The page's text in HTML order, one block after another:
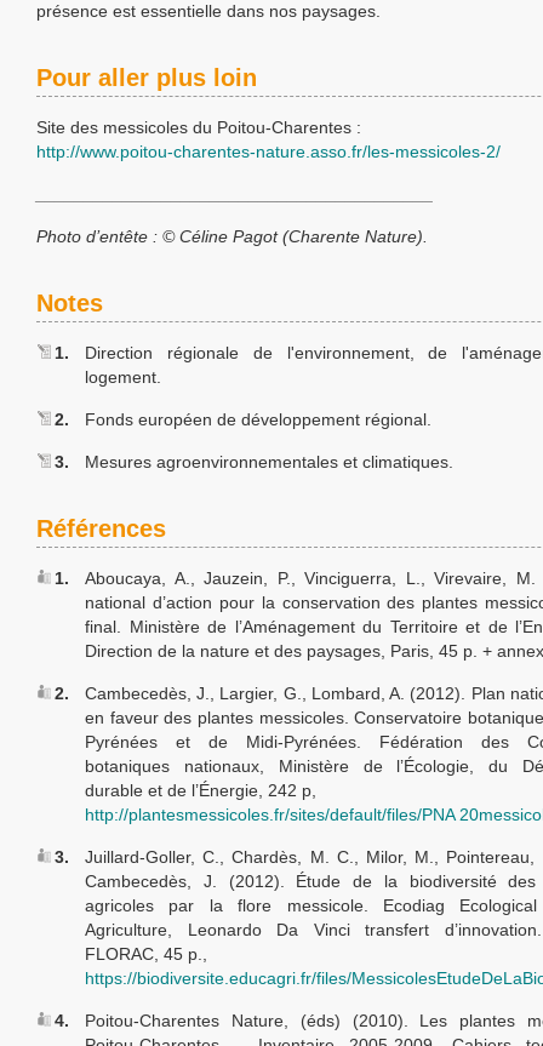
présence est essentielle dans nos paysages.
Pour aller plus loin
Site des messicoles du Poitou-Charentes :
http://www.poitou-charentes-nature.asso.fr/les-messicoles-2/
Photo d’entête : © Céline Pagot (Charente Nature).
Notes
1.
Direction régionale de l'environnement, de
logement.
2. Fonds européen de développement régional.
3. Mesures agroenvironnementales et climatiques.
Références
1.
Aboucaya, A., Jauzein, P., Vinciguerra, L., Virevaire,
national d’action pour la conservation des plantes
final. Ministère de l’Aménagement du Territoire et de
Direction de la nature et des paysages, Paris, 45 p. +
2.
Cambecedès, J., Largier, G., Lombard, A. (2012). Plan
en faveur des plantes messicoles. Conservatoire
Pyrénées et de Midi-Pyrénées. Fédération des
botaniques nationaux, Ministère de l’Écologie, du
durable et de l’Énergie, 242 p,
http://plantesmessicoles.fr/sites/default/files/PNA
3.
Juillard-Goller, C., Chardès, M. C., Milor, M., Pointereau,
Cambecedès, J. (2012). Étude de la biodiversité des
agricoles par la flore messicole. Ecodiag
Agriculture, Leonardo Da Vinci transfert d’innovation.
FLORAC, 45 p.,
https://biodiversite.educagri.fr/files/
4.
Poitou-Charentes Nature, (éds) (2010). Les plantes